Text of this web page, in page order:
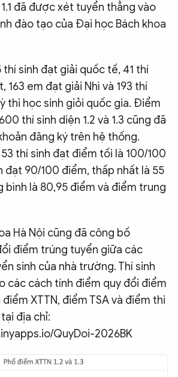
đã được xét tuyển thẳng vào
đào tạo của Đại học Bách khoa
thí sinh đạt giải quốc tế, 41 thí
163 em đạt giải Nhì và 193 thí
thi học sinh giỏi quốc gia. Điểm
thí sinh diện 1.2 và 1.3 cũng đã
đăng ký trên hệ thống.
thí sinh đạt điểm tối là 100/100
đạt 90/100 điểm, thấp nhất là 55
bình là 80,95 điểm và điểm trung
Hà Nội cũng đã công bố
điểm trúng tuyển giữa các
sinh của nhà trường. Thí sinh
các cách tính điểm quy đổi điểm
XTTN, điểm TSA và điểm thi
địa chỉ:
QuyDoi-2026BK